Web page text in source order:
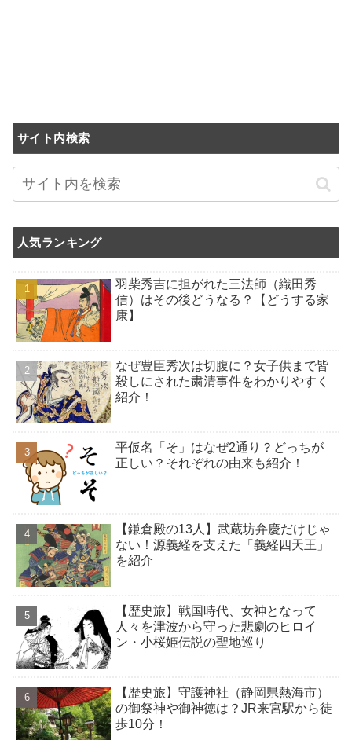
サイト内検索
人気ランキング
羽柴秀吉に担がれた三法師（織田秀
信）はその後どうなる？【どうする家
康】
なぜ豊臣秀次は切腹に？女子供まで皆
殺しにされた粛清事件をわかりやすく
紹介！
平仮名「そ」はなぜ2通り？どっちが
正しい？それぞれの由来も紹介！
【鎌倉殿の13人】武蔵坊弁慶だけじゃ
ない！源義経を支えた「義経四天王」
を紹介
【歴史旅】戦国時代、女神となって
人々を津波から守った悲劇のヒロイ
ン・小桜姫伝説の聖地巡り
【歴史旅】守護神社（静岡県熱海市）
の御祭神や御神徳は？JR来宮駅から徒
歩10分！